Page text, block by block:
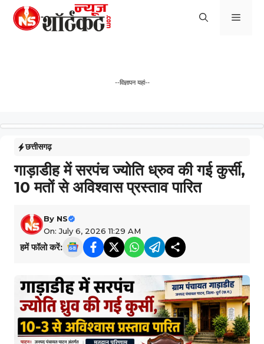
Skip
--विज्ञापन यहां--
छत्तीसगढ़
गाड़ाडीह में सरपंच ज्योति ध्रुव की गई कुर्सी,
10 मतों से अविश्वास प्रस्ताव पारित
By NS
On: July 6, 2026 11:29 AM
हमें फॉलो करें: